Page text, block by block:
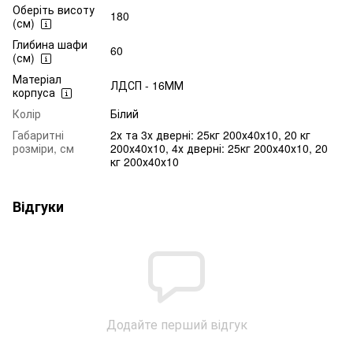
Оберіть висоту
(см)
180
Глибина шафи
(см)
60
Матеріал
корпуса
ЛДСП - 16ММ
Колір
Білий
Габаритні
розміри, см
2х та 3х дверні: 25кг 200х40х10, 20 кг
200х40х10, 4х дверні: 25кг 200х40х10, 20
кг 200х40х10
Відгуки
Додайте перший відгук